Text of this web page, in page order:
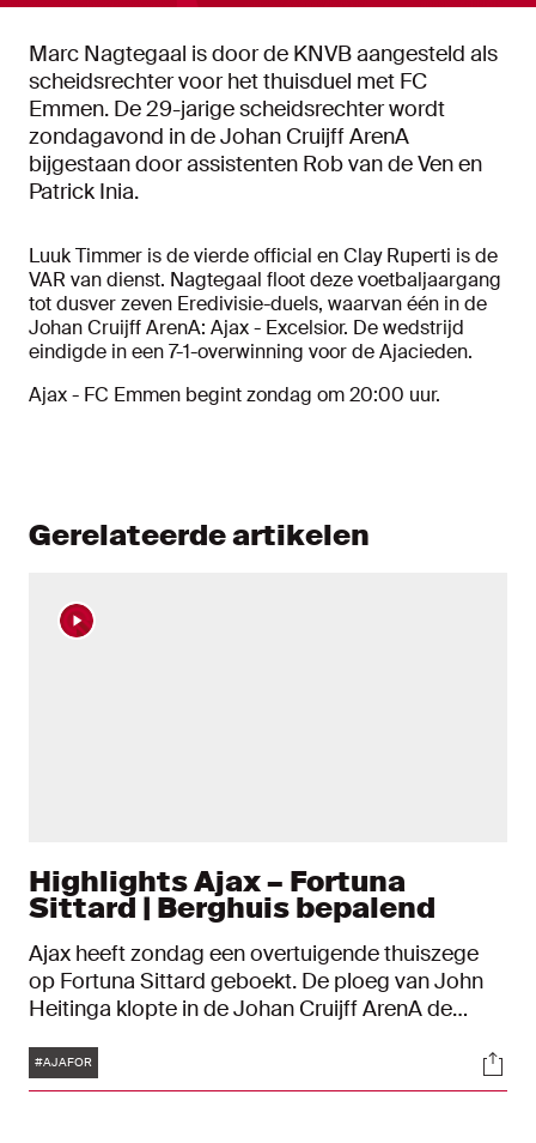
Marc Nagtegaal is door de KNVB aangesteld als
scheidsrechter voor het thuisduel met FC
Emmen. De 29-jarige scheidsrechter wordt
zondagavond in de Johan Cruijff ArenA
bijgestaan door assistenten Rob van de Ven en
Patrick Inia.
Luuk Timmer is de vierde official en Clay Ruperti is de
VAR van dienst. Nagtegaal floot deze voetbaljaargang
tot dusver zeven Eredivisie-duels, waarvan één in de
Johan Cruijff ArenA: Ajax - Excelsior. De wedstrijd
eindigde in een 7-1-overwinning voor de Ajacieden.
Ajax - FC Emmen begint zondag om 20:00 uur.
Gerelateerde artikelen
Highlights Ajax – Fortuna
Sittard | Berghuis bepalend
Ajax heeft zondag een overtuigende thuiszege
op Fortuna Sittard geboekt. De ploeg van John
Heitinga klopte in de Johan Cruijff ArenA de
uitblinkende Steven Bergwijn. De linkspoot
maakte de eerste twee Ajax-treffers.
Tags
#AJAFOR